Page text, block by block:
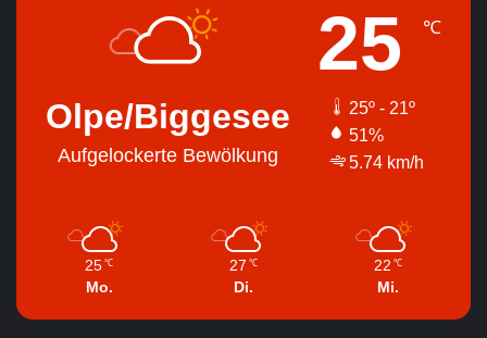
Olpe/Biggesee
Aufgelockerte Bewölkung
25 ℃
25º - 21º
51%
5.74 km/h
25 ℃
Mo.
27 ℃
Di.
22 ℃
Mi.